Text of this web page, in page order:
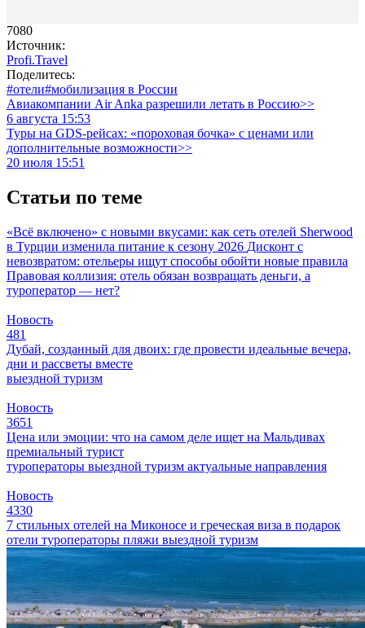
7080
Источник:
Profi.Travel
Поделитесь:
#отели#мобилизация в России
Авиакомпании Air Anka разрешили летать в Россию>>
6 августа 15:53
Туры на GDS-рейсах: «пороховая бочка» с ценами или
дополнительные возможности>>
20 июля 15:51
Статьи по теме
«Всё включено» с новыми вкусами: как сеть отелей Sherwood
в Турции изменила питание к сезону 2026 Дисконт с
невозвратом: отельеры ищут способы обойти новые правила
Правовая коллизия: отель обязан возвращать деньги, а
туроператор — нет?
Новость
481
Дубай, созданный для двоих: где провести идеальные вечера,
дни и рассветы вместе
выездной туризм
Новость
3651
Цена или эмоции: что на самом деле ищет на Мальдивах
премиальный турист
туроператоры выездной туризм актуальные направления
Новость
4330
7 стильных отелей на Миконосе и греческая виза в подарок
отели туроператоры пляжи выездной туризм